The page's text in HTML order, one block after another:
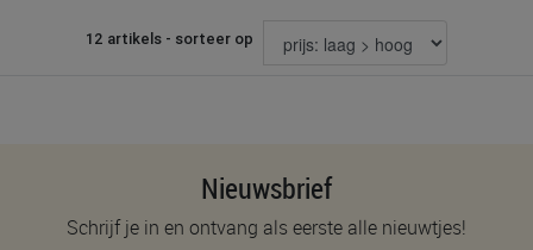
12 artikels - sorteer op
Nieuwsbrief
Schrijf je in en ontvang als eerste alle nieuwtjes!